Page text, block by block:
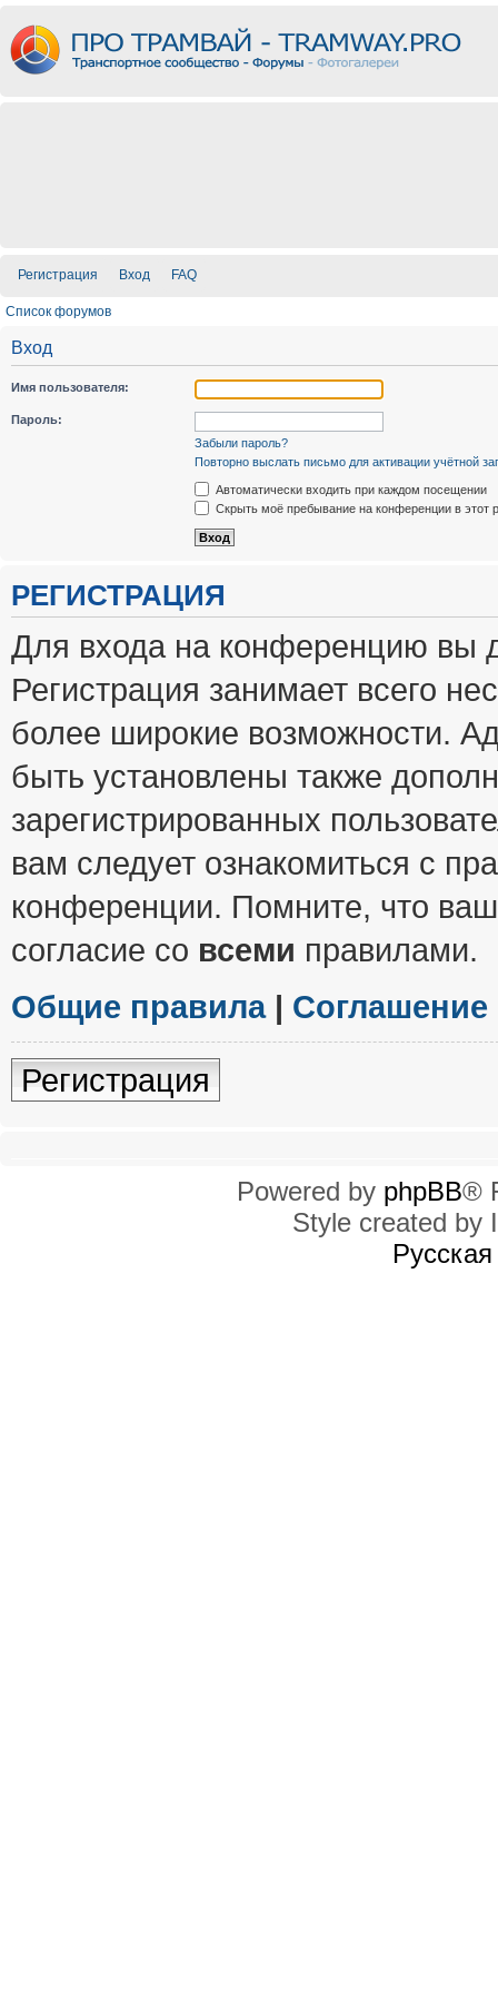
Регистрация Вход FAQ
Список форумов
Вход
Имя пользователя:
Пароль:
Забыли пароль?
Повторно выслать письмо для активации учётной
Автоматически входить при каждом посещении
Скрыть моё пребывание на конференции в этот
РЕГИСТРАЦИЯ
Для входа на конференцию вы
Регистрация занимает всего
более широкие возможности.
быть установлены также
зарегистрированных
вам следует ознакомиться с
конференции. Помните, что
согласие со всеми правилами.
Общие правила|
Регистрация
Powered by phpBB®
Style created by